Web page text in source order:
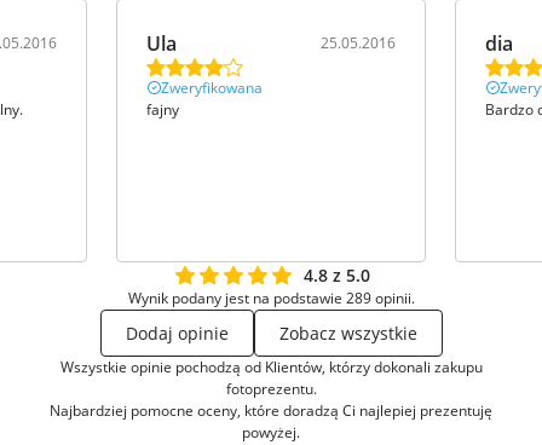
Ula 25.05.2016
Zweryfikowana
fajny
dia
Bardzo
4.8 z 5.0
Wynik podany jest na podstawie 289 opinii.
Dodaj opinie Zobacz wszystkie
Wszystkie opinie pochodzą od Klientów, którzy dokonali zakupu
fotoprezentu.
Najbardziej pomocne oceny, które doradzą Ci najlepiej prezentuję
powyżej.